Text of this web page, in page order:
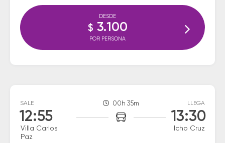
DESDE
$ 3.100
POR PERSONA
SALE
12:55
Villa Carlos
Paz
00h 35m LLEGA
13:30
Icho Cruz